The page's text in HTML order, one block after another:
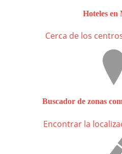
Hoteles en
Cerca de los
Buscador de zonas
Encontrar la